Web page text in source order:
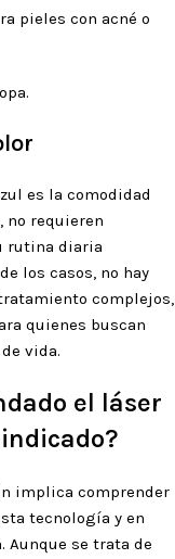
pieles con acné o
es la comodidad
no requieren
rutina diaria
los casos, no hay
complejos,
quienes buscan
vida.
el láser
implica comprender
tecnología y en
Aunque se trata de